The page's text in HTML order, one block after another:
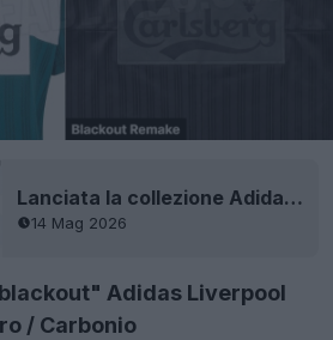
Lanciata la collezione Adidas Liverpool 1995 Remake - Nomi originali
14 Mag 2026
Adidas Liverpool
/ Carbonio